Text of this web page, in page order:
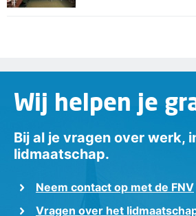
Wij helpen je
Bij al je vragen over werk,
lidmaatschap.
Neem contact op met de FNV
Vragen over het